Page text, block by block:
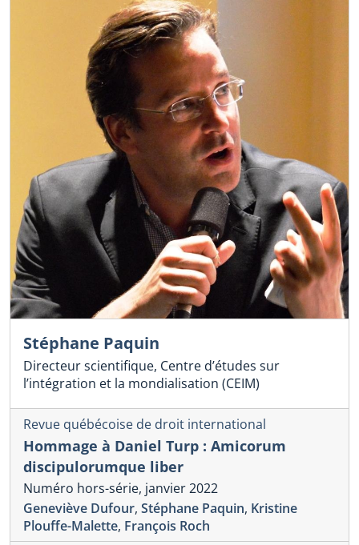
Stéphane Paquin
Directeur scientifique, Centre d’études sur
l’intégration et la mondialisation (CEIM)
Revue québécoise de droit international
Hommage à Daniel Turp : Amicorum
discipulorumque liber
Numéro hors-série, janvier 2022
Geneviève Dufour, Stéphane Paquin, Kristine
Plouffe-Malette, François Roch